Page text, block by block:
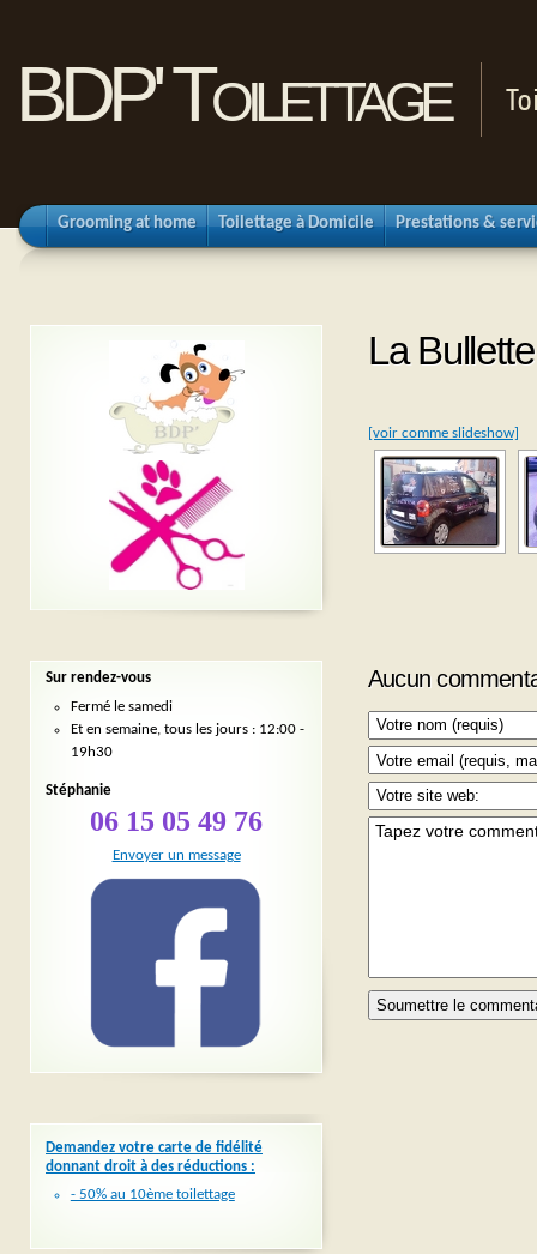
BDP' Toilettage
Grooming at home Toilettage à Domicile Prestations &
La Bullette
[voir comme slideshow]
Aucun
Sur rendez-vous
Fermé le samedi
Et en semaine, tous les jours : 12:00 -
19h30
Stéphanie
06 15 05 49 76
Envoyer un message
Demandez votre carte de fidélité
donnant droit à des réductions :
- 50% au 10ème toilettage